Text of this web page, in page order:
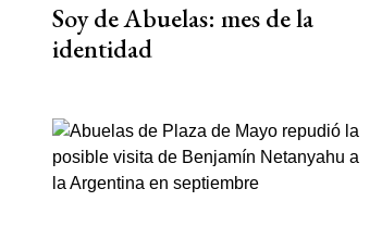
Soy de Abuelas: mes de la
identidad